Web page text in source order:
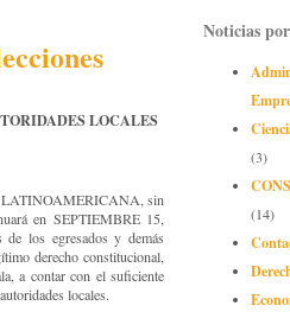
LOCALES
sin
en SEPTIEMBRE 15,
los egresados y demás
derecho constitucional,
a contar con el suficiente
locales.
Noticias
(3)
(14)